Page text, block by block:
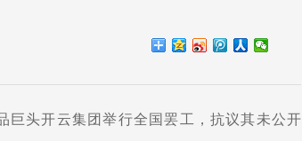
巨头开云集团举行全国罢工，抗议其未公开